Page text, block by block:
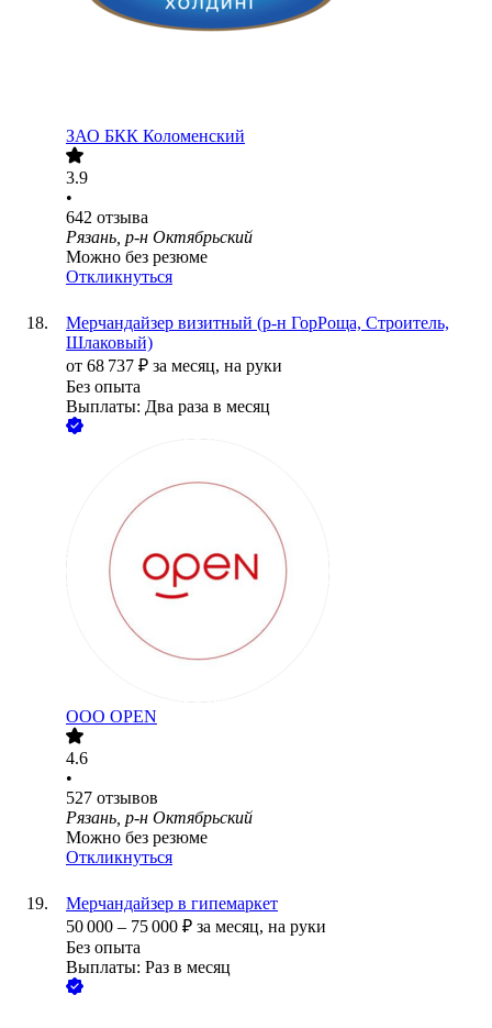
ЗАО БКК Коломенский
3.9
•
642 отзыва
Рязань, р-н Октябрьский
Можно без резюме
Откликнуться
Мерчандайзер визитный (р-н ГорРоща, Строитель,
Шлаковый)
от 68 737 ₽ за месяц, на руки
Без опыта
Выплаты: Два раза в месяц
ООО OPEN
4.6
•
527 отзывов
Рязань, р-н Октябрьский
Можно без резюме
Откликнуться
Мерчандайзер в гипемаркет
50 000 – 75 000 ₽ за месяц, на руки
Без опыта
Выплаты: Раз в месяц